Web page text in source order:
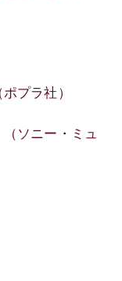
プラ社）
ソニー・ミュ